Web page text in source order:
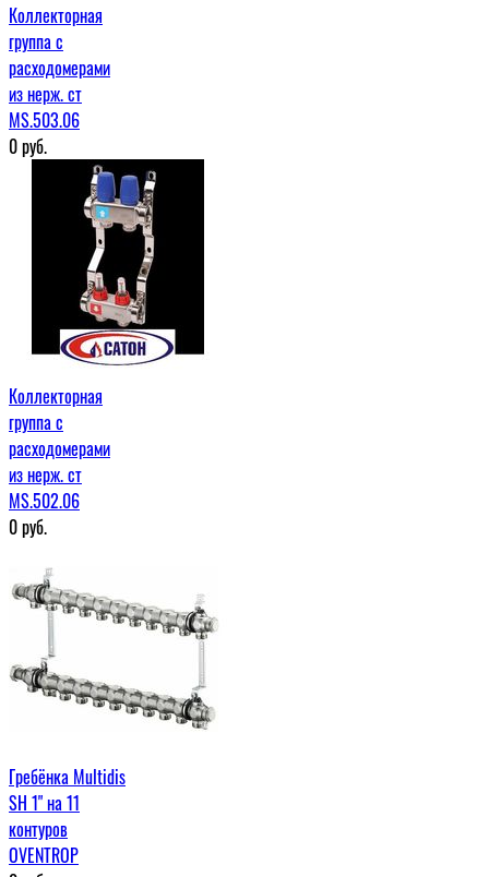
Коллекторная
группа с
расходомерами
из нерж. ст
MS.503.06
0руб.
Коллекторная
группа с
расходомерами
из нерж. ст
MS.502.06
0руб.
Гребёнка Multidis
SН 1" на 11
контуров
OVENTROP